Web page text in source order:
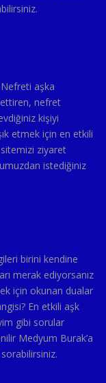
aşka
nefret
kişiyi
etmek için en etkili
ziyaret
istediğiniz
birini kendine
merak ediyorsanız
için okunan dualar
En etkili aşk
gibi sorular
Medyum Burak’a